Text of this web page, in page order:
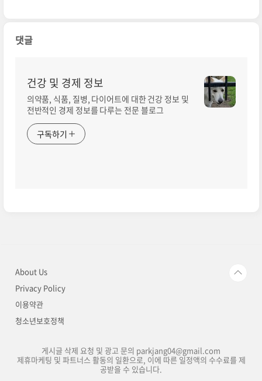
댓글
건강 및 경제 정보
의약품, 식품, 질병, 다이어트에 대한 건강 정보 및
전반적인 경제 정보를 다루는 전문 블로그
구독하기
About Us
Privacy Policy
이용약관
청소년보호정책
게시글 삭제 요청 및 광고 문의 parkjang04@gmail.com
제휴마케팅 및 파트너스 활동의 일환으로, 이에 따른 일정액의 수수료를 제
공받을 수 있습니다.